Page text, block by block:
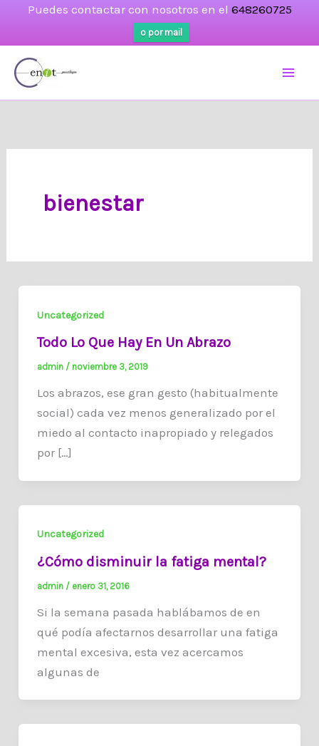
Puedes contactar con nosotros en el 648260725
o por mail
bienestar
Uncategorized
Todo Lo Que Hay En Un Abrazo
admin / noviembre 3, 2019
Los abrazos, ese gran gesto (habitualmente
social) cada vez menos generalizado por el
miedo al contacto inapropiado y relegados
por […]
Uncategorized
¿Cómo disminuir la fatiga mental?
admin / enero 31, 2016
Si la semana pasada hablábamos de en
qué podía afectarnos desarrollar una fatiga
mental excesiva, esta vez acercamos
algunas de